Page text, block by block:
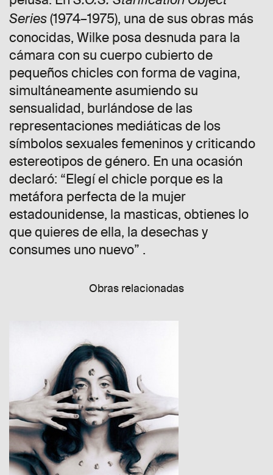
Series (1974–1975), una de sus obras más
conocidas, Wilke posa desnuda para la
cámara con su cuerpo cubierto de
pequeños chicles con forma de vagina,
simultáneamente asumiendo su
sensualidad, burlándose de las
representaciones mediáticas de los
símbolos sexuales femeninos y criticando
estereotipos de género. En una ocasión
declaró: “Elegí el chicle porque es la
metáfora perfecta de la mujer
estadounidense, la masticas, obtienes lo
que quieres de ella, la desechas y
consumes uno nuevo” .
Obras relacionadas